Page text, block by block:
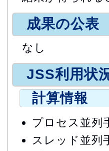
成果の公表
なし
JSS利用状
計算情報
プロセス並列
スレッド並列